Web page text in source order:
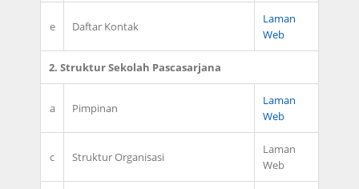
e Daftar Kontak
Laman
Web
2. Struktur Sekolah Pascasarjana
a Pimpinan
Laman
Web
c Struktur Organisasi
Laman
Web